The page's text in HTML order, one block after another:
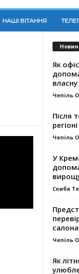
НАШІ ВІТАННЯ
Як
Чепіль
Після
Чепіль
У
Скиба
Чепіль
Як